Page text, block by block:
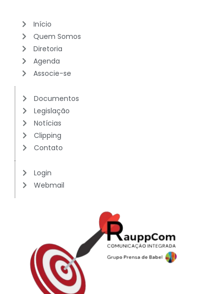
Início
Quem Somos
Diretoria
Agenda
Associe-se
Documentos
Legislação
Notícias
Clipping
Contato
Login
Webmail